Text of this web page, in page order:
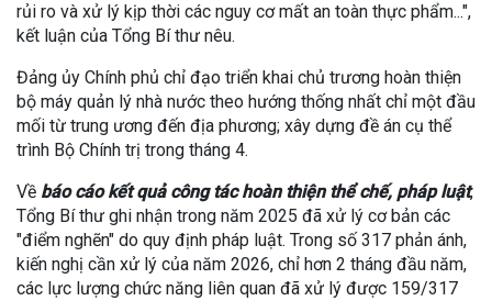
rủi ro và xử lý kịp thời các nguy cơ mất an toàn thực phẩm...",
kết luận của Tổng Bí thư nêu.
Đảng ủy Chính phủ chỉ đạo triển khai chủ trương hoàn thiện
bộ máy quản lý nhà nước theo hướng thống nhất chỉ một đầu
mối từ trung ương đến địa phương; xây dựng đề án cụ thể
trình Bộ Chính trị trong tháng 4.
Về báo cáo kết quả công tác hoàn thiện thể chế, pháp luật,
Tổng Bí thư ghi nhận trong năm 2025 đã xử lý cơ bản các
"điểm nghẽn" do quy định pháp luật. Trong số 317 phản ánh,
kiến nghị cần xử lý của năm 2026, chỉ hơn 2 tháng đầu năm,
các lực lượng chức năng liên quan đã xử lý được 159/317